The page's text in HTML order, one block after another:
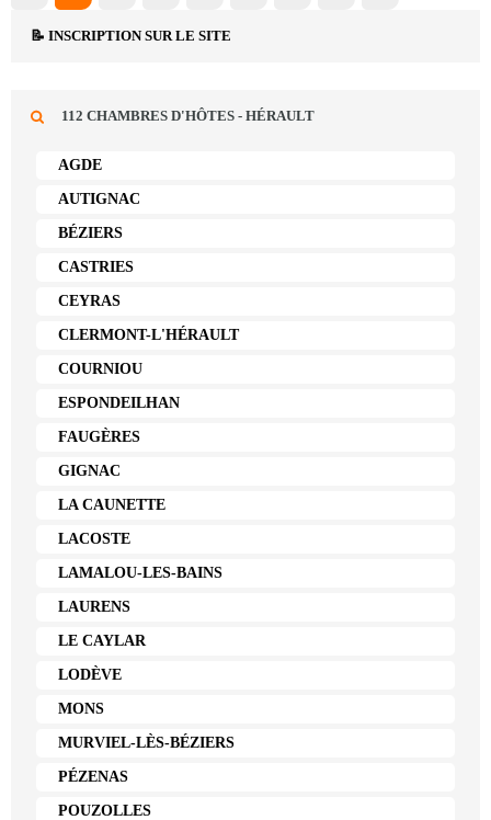
📝 INSCRIPTION SUR LE SITE
112 CHAMBRES D'HÔTES - HÉRAULT
AGDE
AUTIGNAC
BÉZIERS
CASTRIES
CEYRAS
CLERMONT-L'HÉRAULT
COURNIOU
ESPONDEILHAN
FAUGÈRES
GIGNAC
LA CAUNETTE
LACOSTE
LAMALOU-LES-BAINS
LAURENS
LE CAYLAR
LODÈVE
MONS
MURVIEL-LÈS-BÉZIERS
PÉZENAS
POUZOLLES